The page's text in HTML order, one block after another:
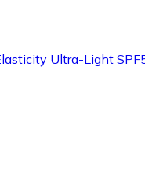
Ultra-Light